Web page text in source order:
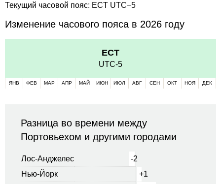
Текущий часовой пояс: ECT UTC−5
Изменение часового пояса в 2026 году
ECT
UTC-5
ЯНВ ФЕВ МАР АПР МАЙ ИЮН ИЮЛ АВГ СЕН ОКТ НОЯ ДЕК
Разница во времени между
Портовьехом и другими городами
Лос-Анджелес
-2
Нью-Йорк
+1